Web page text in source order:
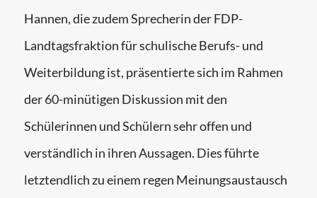
Hannen, die zudem Sprecherin der FDP-
Landtagsfraktion für schulische Berufs- und
Weiterbildung ist, präsentierte sich im Rahmen
der 60-minütigen Diskussion mit den
Schülerinnen und Schülern sehr offen und
verständlich in ihren Aussagen. Dies führte
letztendlich zu einem regen Meinungsaustausch